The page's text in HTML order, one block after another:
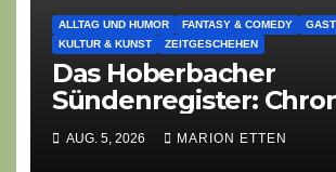
ALLTAG UND HUMOR FANTASY & COMEDY
KULTUR & KUNST
ZEITGESCHEHEN
Das Hoberbacher
Sündenregister:
eines angekündigten
Dorffest-Debakels
AUG. 5, 2026 MARION ETTEN